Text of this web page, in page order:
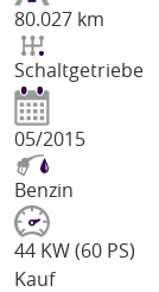
80.027 km
Schaltgetriebe
05/2015
Benzin
44 KW (60 PS)
Kauf